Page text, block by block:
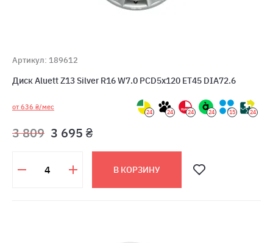
Артикул: 189612
Диск Aluett Z13 Silver R16 W7.0 PCD5x120 ET45 DIA72.6
от 636 ₴/мес
24 24 24 24 15 24
3 809 3 695 ₴
В КОРЗИНУ